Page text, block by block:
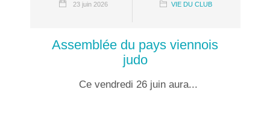
23 juin 2026 VIE DU CLUB
Assemblée du pays viennois
judo
Ce vendredi 26 juin aura...